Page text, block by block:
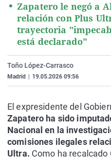
Zapatero le negó a
relación con Plus
trayectoria
está declarado"
Toño López-Carrasco
Madrid 19.05.2026 09:56
El expresidente del
Zapatero ha sido
Nacional en la
comisiones ilegales
Ultra. Como ha recalcado